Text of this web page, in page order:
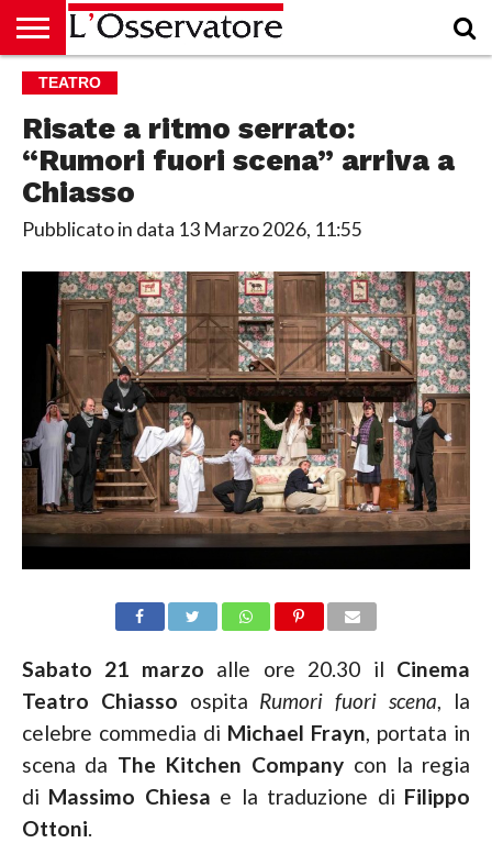
HOME
CULTURA
ECONOMIA
RUBRICHE
ARCHIVIO
PODCAST
ABBONAMENTO
CHI
ACCEDI
TEATRO
Risate a ritmo serrato:
“Rumori fuori scena” arriva a
Chiasso
Pubblicato in data 13 Marzo 2026, 11:55
Sabato 21 marzo alle ore 20.30 il Cinema
Teatro Chiasso ospita Rumori fuori scena, la
celebre commedia di Michael Frayn, portata in
scena da The Kitchen Company con la regia
di Massimo Chiesa e la traduzione di Filippo
Ottoni.